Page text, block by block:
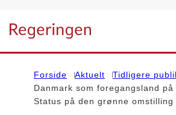
Gå til forsiden
Forside Aktuelt
Tidligere
Danmark som foregangsland
Status på den grønne omstilling